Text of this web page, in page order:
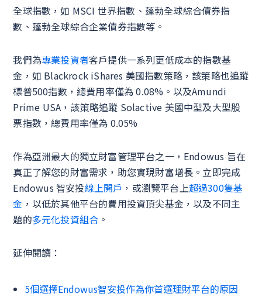
全球指數，如 MSCI 世界指數、蓬勃全球綜合債券指
數、蓬勃全球綜合企業債券指數等。
我們為專業投資者客戶提供一系列更低成本的指數基
金，如 Blackrock iShares 美國指數策略，該策略也追蹤
標普500指數，總費用率僅為 0.08%。以及Amundi
Prime USA，該策略追蹤 Solactive 美國中型及大型股
票指數，總費用率僅為 0.05%
作為亞洲最大的獨立財富管理平台之一，Endowus 旨在
真正了解您的財富需求，助您實現財富增長。立即完成
Endowus 智安投線上開戶 ，或瀏覽平台上超過300隻基
金 ，以低於其他平台的費用投資頂尖基金，以及不同主
題的多元化投資組合 。
延伸閱讀：
5個選擇Endowus智安投作為你首選理財平台的原因